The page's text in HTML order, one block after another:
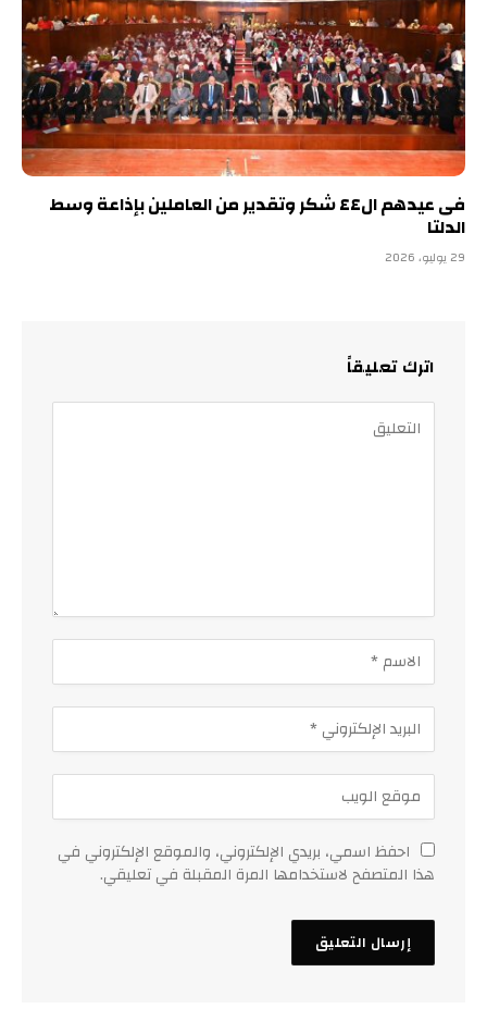
فى عيدهم ال٤٤ شكر وتقدير من العاملين بإذاعة وسط
الدلتا
29 يوليو، 2026
اترك تعليقاً
احفظ اسمي، بريدي الإلكتروني، والموقع الإلكتروني في
هذا المتصفح لاستخدامها المرة المقبلة في تعليقي.